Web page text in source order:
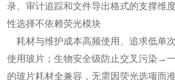
录、审计追踪和文件导出格式的支撑维
性选择不依赖荧光模块
耗材与维护成本高频使用、追求低单
使用玻片；生物安全级防止交叉污染→
的玻片耗材全兼容，无需因荧光选项而